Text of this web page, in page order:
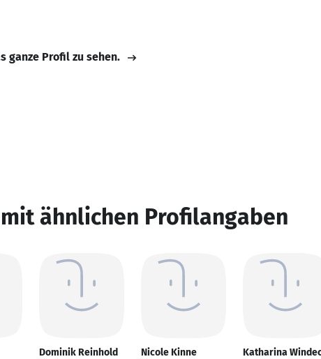
ganze Profil zu sehen.
ähnlichen Profilangaben
Dominik Reinhold Nicole Kinne Katharina